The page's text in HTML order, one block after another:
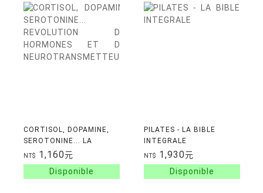
CORTISOL, DOPAMINE,
SEROTONINE... LA
REVOLUTION DES
HORMONES ET DES
NEUROTRANSMETTEURS
NT$ 1,160元
PILATES - LA BIBLE
INTEGRALE
NT$ 1,930元